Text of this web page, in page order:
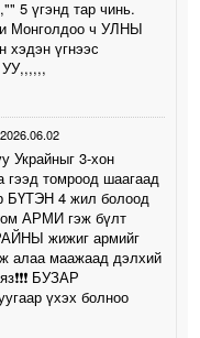
5 үгэнд тар чинь.
Монголдоо ч УЛНЫ
хэдэн үгнээс
2026.06.02
3-хон
гээд томроод шаагаад
БҮТЭН 4 жил болоод
том АРМИ гэж бүлт
жижиг армийг
алаа маажаад дэлхий
БУЗАР
үхэх болноо